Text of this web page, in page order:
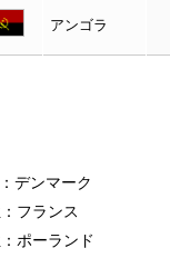
アンゴラ
デンマーク
フランス
ポーランド